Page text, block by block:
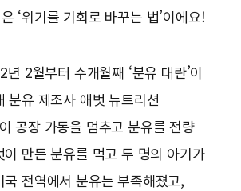
‘위기를 기회로 바꾸는 법’이에요!
2월부터 수개월째 ‘분유 대란’이
분유 제조사 애벗 뉴트리션
이 공장 가동을 멈추고 분유를 전량
이 만든 분유를 먹고 두 명의 아기가
국 전역에서 분유는 부족해졌고,